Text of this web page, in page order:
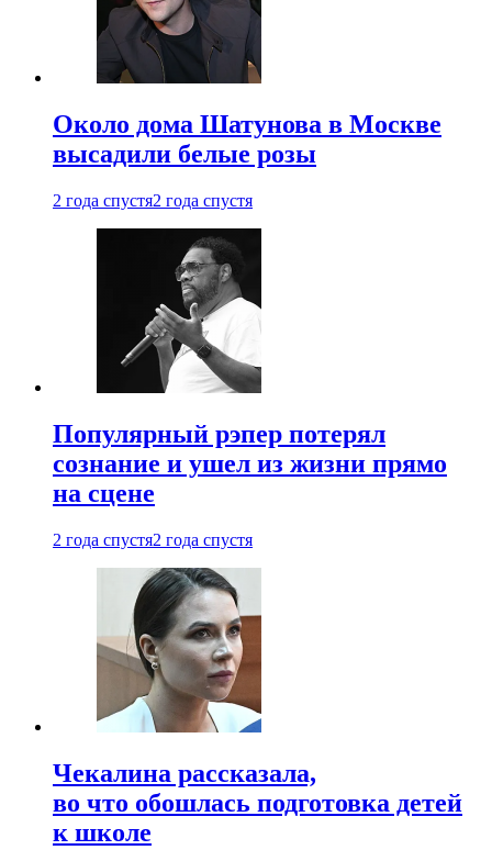
Около дома Шатунова в Москве
высадили белые розы
2 года спустя2 года спустя
Популярный рэпер потерял
сознание и ушел из жизни прямо
на сцене
2 года спустя2 года спустя
Чекалина рассказала,
во что обошлась подготовка детей
к школе